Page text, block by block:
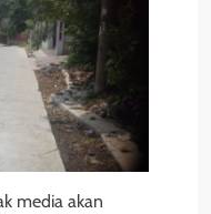
media akan